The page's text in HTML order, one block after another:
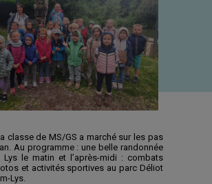
classe de MS/GS a marché sur les pas
Au programme : une belle randonnée
le matin et l’après-midi : combats
et activités sportives au parc Déliot
Lys.